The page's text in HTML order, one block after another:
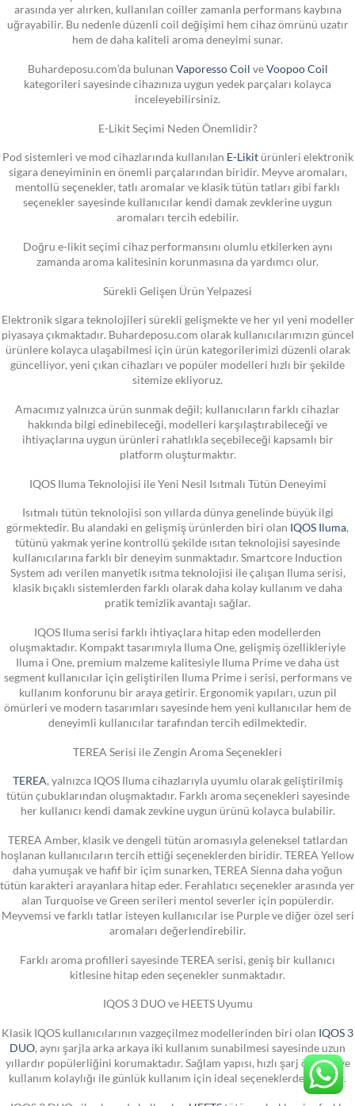
arasında yer alırken, kullanılan coiller zamanla performans kaybına
uğrayabilir. Bu nedenle düzenli coil değişimi hem cihaz ömrünü uzatır
hem de daha kaliteli aroma deneyimi sunar.
Buhardeposu.com’da bulunan Vaporesso Coil veVoopoo Coil
kategorileri sayesinde cihazınıza uygun yedek parçaları kolayca
inceleyebilirsiniz.
E-Likit Seçimi Neden Önemlidir?
Pod sistemleri ve mod cihazlarında kullanılan E-Likitürünleri elektronik
sigara deneyiminin en önemli parçalarından biridir. Meyve aromaları,
mentollü seçenekler, tatlı aromalar ve klasik tütün tatları gibi farklı
seçenekler sayesinde kullanıcılar kendi damak zevklerine uygun
aromaları tercih edebilir.
Doğru e-likit seçimi cihaz performansını olumlu etkilerken aynı
zamanda aroma kalitesinin korunmasına da yardımcı olur.
Sürekli Gelişen Ürün Yelpazesi
Elektronik sigara teknolojileri sürekli gelişmekte ve her yıl yeni modeller
piyasaya çıkmaktadır. Buhardeposu.com olarak kullanıcılarımızın güncel
ürünlere kolayca ulaşabilmesi için ürün kategorilerimizi düzenli olarak
güncelliyor, yeni çıkan cihazları ve popüler modelleri hızlı bir şekilde
sitemize ekliyoruz.
Amacımız yalnızca ürün sunmak değil; kullanıcıların farklı cihazlar
hakkında bilgi edinebileceği, modelleri karşılaştırabileceği ve
ihtiyaçlarına uygun ürünleri rahatlıkla seçebileceği kapsamlı bir
platform oluşturmaktır.
IQOS Iluma Teknolojisi ile Yeni Nesil Isıtmalı Tütün Deneyimi
Isıtmalı tütün teknolojisi son yıllarda dünya genelinde büyük ilgi
görmektedir. Bu alandaki en gelişmiş ürünlerden biri olan IQOS Iluma,
tütünü yakmak yerine kontrollü şekilde ısıtan teknolojisi sayesinde
kullanıcılarına farklı bir deneyim sunmaktadır. Smartcore Induction
System adı verilen manyetik ısıtma teknolojisi ile çalışan Iluma serisi,
klasik bıçaklı sistemlerden farklı olarak daha kolay kullanım ve daha
pratik temizlik avantajı sağlar.
IQOS Iluma serisi farklı ihtiyaçlara hitap eden modellerden
oluşmaktadır. Kompakt tasarımıyla Iluma One, gelişmiş özellikleriyle
Iluma i One, premium malzeme kalitesiyle Iluma Prime ve daha üst
segment kullanıcılar için geliştirilen Iluma Prime i serisi, performans ve
kullanım konforunu bir araya getirir. Ergonomik yapıları, uzun pil
ömürleri ve modern tasarımları sayesinde hem yeni kullanıcılar hem de
deneyimli kullanıcılar tarafından tercih edilmektedir.
TEREA Serisi ile Zengin Aroma Seçenekleri
TEREA, yalnızca IQOS Iluma cihazlarıyla uyumlu olarak geliştirilmiş
tütün çubuklarından oluşmaktadır. Farklı aroma seçenekleri sayesinde
her kullanıcı kendi damak zevkine uygun ürünü kolayca bulabilir.
TEREA Amber, klasik ve dengeli tütün aromasıyla geleneksel tatlardan
hoşlanan kullanıcıların tercih ettiği seçeneklerden biridir. TEREA Yellow
daha yumuşak ve hafif bir içim sunarken, TEREA Sienna daha yoğun
tütün karakteri arayanlara hitap eder. Ferahlatıcı seçenekler arasında yer
alan Turquoise ve Green serileri mentol severler için popülerdir.
Meyvemsi ve farklı tatlar isteyen kullanıcılar ise Purple ve diğer özel seri
aromaları değerlendirebilir.
Farklı aroma profilleri sayesinde TEREA serisi, geniş bir kullanıcı
kitlesine hitap eden seçenekler sunmaktadır.
IQOS 3 DUO ve HEETS Uyumu
Klasik IQOS kullanıcılarının vazgeçilmez modellerinden biri olan IQOS 3
DUO, aynı şarjla arka arkaya iki kullanım sunabilmesi sayesinde uzun
yıllardır popülerliğini korumaktadır. Sağlam yapısı, hızlı şarj özelliği ve
kullanım kolaylığı ile günlük kullanım için ideal seçeneklerden biridir.